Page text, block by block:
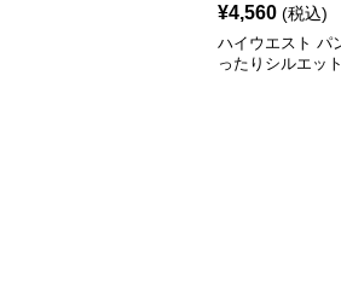
¥4,560 (税込)
ハイウエスト パ
ったりシルエッ